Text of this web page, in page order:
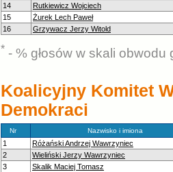
14
Rutkiewicz Wojciech
15
Żurek Lech Paweł
16
Grzywacz Jerzy Witold
* - % głosów w skali obwodu
Koalicyjny Komitet
Demokraci
Nr Nazwisko i imiona
1
Różański Andrzej Wawrzyniec
2
Wieliński Jerzy Wawrzyniec
3
Skalik Maciej Tomasz